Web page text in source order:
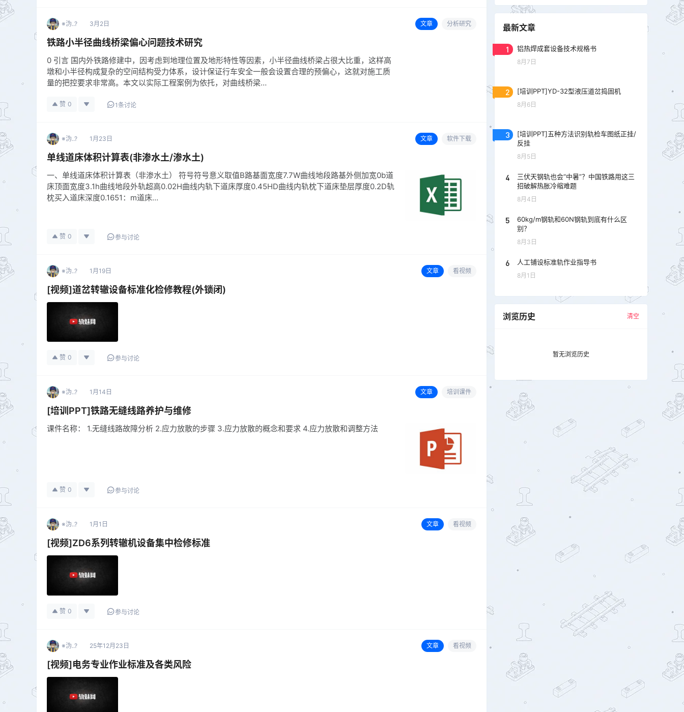
※沩..? 3月2日 文章 分析研究
铁路小半径曲线桥梁偏心问题技术研究
0 引言 国内外铁路修建中，因考虑到地理位置及地形特性等因素，小半径曲线桥梁占很大比重，这样高
墩和小半径构成复杂的空间结构受力体系，设计保证行车安全一般会设置合理的预偏心，这就对施工质
量的把控要求非常高。本文以实际工程案例为依托，对曲线桥梁…
赞 0 1条讨论
※沩..? 1月23日 文章 软件下载
单线道床体积计算表(非渗水土/渗水土)
一、单线道床体积计算表（非渗水土） 符号符号意义取值B路基面宽度7.7W曲线地段路基外侧加宽0b道
床顶面宽度3.1h曲线地段外轨超高0.02H曲线内轨下道床厚度0.45HD曲线内轨枕下道床垫层厚度0.2D轨
枕买入道床深度0.1651：m道床…
赞 0 参与讨论
※沩..? 1月19日 文章 看视频
[视频]道岔转辙设备标准化检修教程(外锁闭)
赞 0 参与讨论
※沩..? 1月14日 文章 培训课件
[培训PPT]铁路无缝线路养护与维修
课件名称： 1.无缝线路故障分析 2.应力放散的步骤 3.应力放散的概念和要求 4.应力放散和调整方法
赞 0 参与讨论
※沩..? 1月1日 文章 看视频
[视频]ZD6系列转辙机设备集中检修标准
赞 0 参与讨论
※沩..? 25年12月23日 文章 看视频
[视频]电务专业作业标准及各类风险
最新文章
1 铝热焊成套设备技术规格书
8月7日
2 [培训PPT]YD-32型液压道岔捣固机
8月6日
3
[培训PPT]五种方法识别轨检车图纸正挂/
反挂
8月5日
4
三伏天钢轨也会“中暑”？中国铁路用这三
招破解热胀冷缩难题
8月4日
5
60kg/m钢轨和60N钢轨到底有什么区
别？
8月3日
6 人工铺设标准轨作业指导书
8月1日
浏览历史 清空
暂无浏览历史